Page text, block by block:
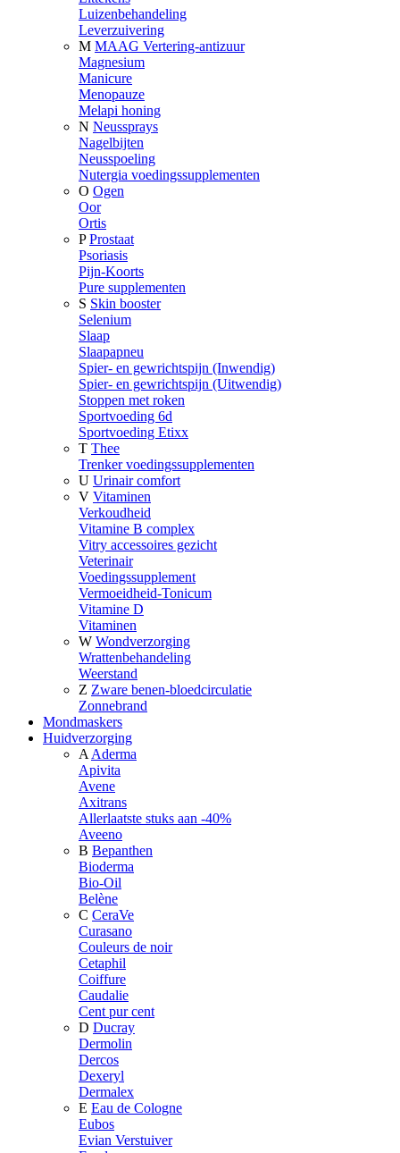
Luizenbehandeling
Leverzuivering
M MAAG Vertering-antizuur
Magnesium
Manicure
Menopauze
Melapi honing
N Neussprays
Nagelbijten
Neusspoeling
Nutergia voedingssupplementen
O Ogen
Oor
Ortis
P Prostaat
Psoriasis
Pijn-Koorts
Pure supplementen
S Skin booster
Selenium
Slaap
Slaapapneu
Spier- en gewrichtspijn (Inwendig)
Spier- en gewrichtspijn (Uitwendig)
Stoppen met roken
Sportvoeding 6d
Sportvoeding Etixx
T Thee
Trenker voedingssupplementen
U Urinair comfort
V Vitaminen
Verkoudheid
Vitamine B complex
Vitry accessoires gezicht
Veterinair
Voedingssupplement
Vermoeidheid-Tonicum
Vitamine D
Vitaminen
W Wondverzorging
Wrattenbehandeling
Weerstand
Z Zware benen-bloedcirculatie
Zonnebrand
Mondmaskers
Huidverzorging
A Aderma
Apivita
Avene
Axitrans
Allerlaatste stuks aan -40%
Aveeno
B Bepanthen
Bioderma
Bio-Oil
Belène
C CeraVe
Curasano
Couleurs de noir
Cetaphil
Coiffure
Caudalie
Cent pur cent
D Ducray
Dermolin
Dercos
Dexeryl
Dermalex
E Eau de Cologne
Eubos
Evian Verstuiver